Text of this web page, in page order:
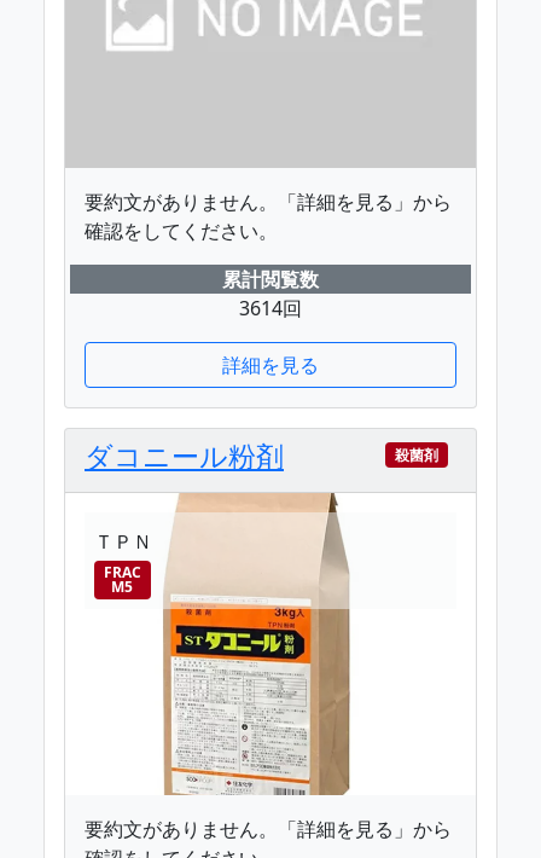
要約文がありません。「詳細を見る」から
確認をしてください。
累計閲覧数
3614回
詳細を見る
ダコニール粉剤 殺菌剤
ＴＰＮ
FRAC
M5
要約文がありません。「詳細を見る」から